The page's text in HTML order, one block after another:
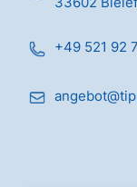
+49 521 92